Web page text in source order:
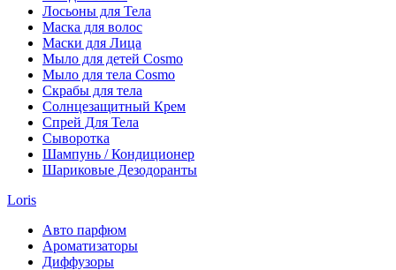
Лосьоны для Тела
Маска для волос
Маски для Лица
Мыло для детей Cosmo
Мыло для тела Cosmo
Скрабы для тела
Солнцезащитный Крем
Спрей Для Тела
Сыворотка
Шампунь / Кондиционер
Шариковые Дезодоранты
Loris
Авто парфюм
Ароматизаторы
Диффузоры